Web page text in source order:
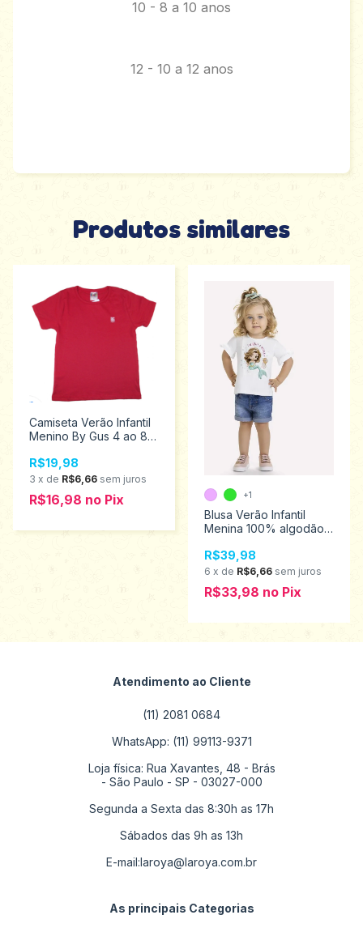
10 - 8 a 10 anos
12 - 10 a 12 anos
Produtos similares
Camiseta Verão Infantil
Menino By Gus 4 ao 8
R$19,98
3 x de R$6,66 sem juros
R$16,98 no Pix
Blusa Verão Infantil
Menina 100% algodão
1000498
R$39,98
6 x de R$6,66 sem juros
R$33,98 no Pix
+1
Atendimento ao Cliente
(11) 2081 0684
WhatsApp: (11) 99113-9371
Loja física: Rua Xavantes, 48 - Brás
- São Paulo - SP - 03027-000
Segunda a Sexta das 8:30h as 17h
Sábados das 9h as 13h
E-mail:laroya@laroya.com.br
As principais Categorias